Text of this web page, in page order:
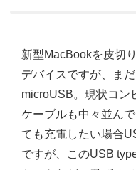
新型MacBookを皮切
デバイスですが、ま
microUSB。現状コン
ケーブルも中々並ん
ても充電したい場合
ですが、このUSB